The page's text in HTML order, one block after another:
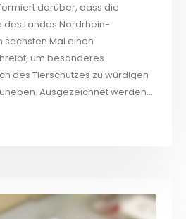
darüber, dass die
Landes Nordrhein-
sechsten Mal einen
um besonderes
des Tierschutzes zu würdigen
Ausgezeichnet werden...